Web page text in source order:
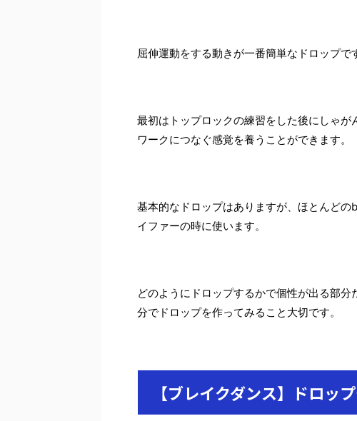
屈伸運動をする動きが一番簡単なドロップで
最初はトップロックの練習をした後にしゃ
ワークにつなぐ感覚を養うことができます。
基本的なドロップはありますが、ほとんど
イファーの時に使います。
どのようにドロップするかで個性が出る部
分でドロップを作ってみること大切です。
【ブレイクダンス】ドロッ